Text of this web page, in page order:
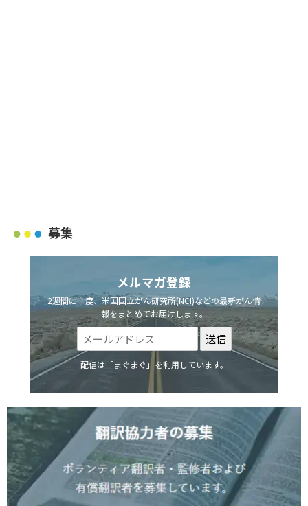
募集
メルマガ登録
2週間に一度、米国国立がん研究所(NCI)などの最新がん情
報をまとめてお届けします。
配信は「まぐまぐ」を利用しています。